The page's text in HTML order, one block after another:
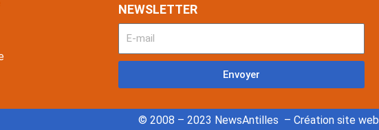
NEWSLETTER
Envoyer
© 2008 – 2023 NewsAntilles – Création site web